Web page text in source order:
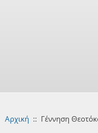
Αρχική :: Γέννηση